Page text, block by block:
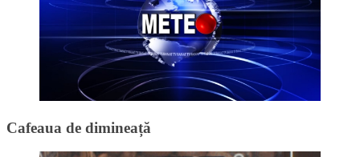
Cafeaua de dimineață